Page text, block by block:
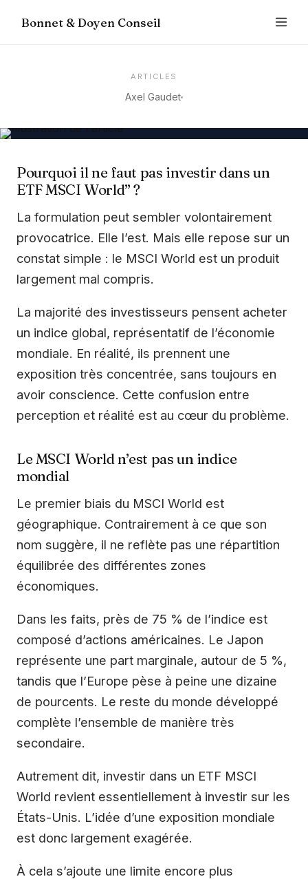
Bonnet & Doyen Conseil
ARTICLES
Axel Gaudet
Pourquoi il ne faut pas investir dans un
ETF MSCI World” ?
La formulation peut sembler volontairement
provocatrice. Elle l’est. Mais elle repose sur un
constat simple : le MSCI World est un produit
largement mal compris.
La majorité des investisseurs pensent acheter
un indice global, représentatif de l’économie
mondiale. En réalité, ils prennent une
exposition très concentrée, sans toujours en
avoir conscience. Cette confusion entre
perception et réalité est au cœur du problème.
Le MSCI World n’est pas un indice
mondial
Le premier biais du MSCI World est
géographique. Contrairement à ce que son
nom suggère, il ne reflète pas une répartition
équilibrée des différentes zones
économiques.
Dans les faits, près de 75 % de l’indice est
composé d’actions américaines. Le Japon
représente une part marginale, autour de 5 %,
tandis que l’Europe pèse à peine une dizaine
de pourcents. Le reste du monde développé
complète l’ensemble de manière très
secondaire.
Autrement dit, investir dans un ETF MSCI
World revient essentiellement à investir sur les
États-Unis. L’idée d’une exposition mondiale
est donc largement exagérée.
À cela s’ajoute une limite encore plus